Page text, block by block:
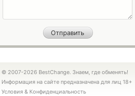
© 2007-2026 BestChange. Знаем, где обменять!
Информация на сайте предназначена для лиц 18+
Условия & Конфиденциальность